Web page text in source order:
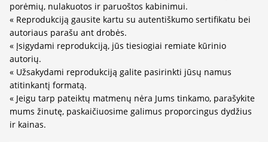
porėmių, nulakuotos ir paruoštos kabinimui.
« Reprodukciją gausite kartu su autentiškumo sertifikatu bei
autoriaus parašu ant drobės.
« Įsigydami reprodukciją, jūs tiesiogiai remiate kūrinio
autorių.
« Užsakydami reprodukciją galite pasirinkti jūsų namus
atitinkantį formatą.
« Jeigu tarp pateiktų matmenų nėra Jums tinkamo, parašykite
mums žinutę, paskaičiuosime galimus proporcingus dydžius
ir kainas.